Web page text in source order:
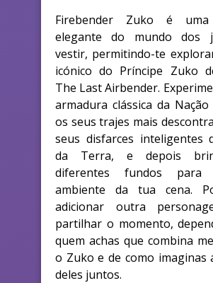
Firebender Zuko é uma
elegante do mundo dos
vestir, permitindo-te
icónico do Príncipe Zuko
The Last Airbender.
armadura clássica da
os seus trajes mais
seus disfarces inteligentes
da Terra, e depois
diferentes fundos
ambiente da tua cena.
adicionar outra
partilhar o momento,
quem achas que combina
o Zuko e de como imaginas
deles juntos.